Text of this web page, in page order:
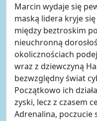
Marcin wydaje się
maską lidera kryje
między beztroskim
nieuchronną
okolicznościach
wraz z dziewczyną
bezwzględny świat
Początkowo ich
zyski, lecz z czasem
Adrenalina, poczucie